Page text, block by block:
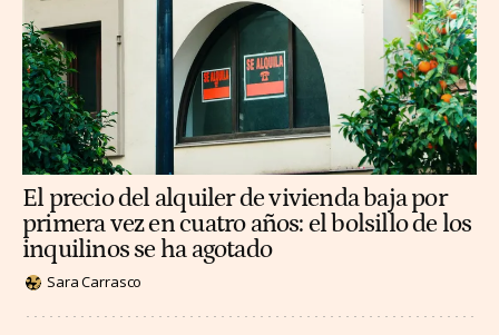
El precio del alquiler de vivienda baja por
primera vez en cuatro años: el bolsillo de los
inquilinos se ha agotado
Sara Carrasco